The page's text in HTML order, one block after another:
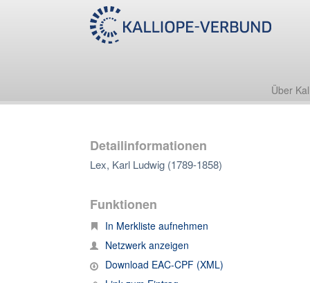
Über
Detailinformationen
Lex, Karl Ludwig (1789-1858)
Funktionen
In Merkliste aufnehmen
Netzwerk anzeigen
Download EAC-CPF (XML)